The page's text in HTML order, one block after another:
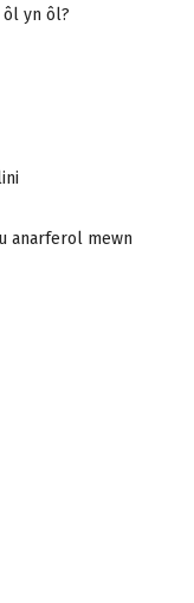
yn ôl?
anarferol mewn